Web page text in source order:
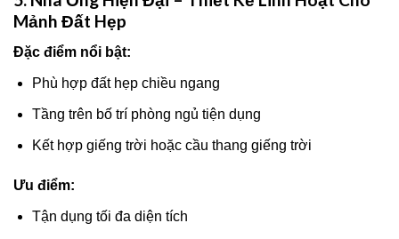
Mảnh Đất Hẹp
Đặc điểm nổi bật:
Phù hợp đất hẹp chiều ngang
Tầng trên bố trí phòng ngủ tiện dụng
Kết hợp giếng trời hoặc cầu thang giếng trời
Ưu điểm:
Tận dụng tối đa diện tích